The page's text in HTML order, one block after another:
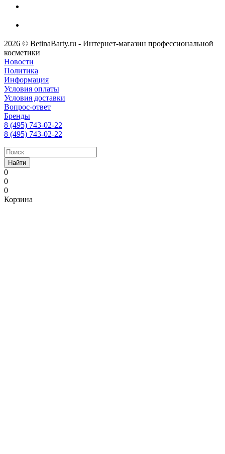
2026 © BetinaBarty.ru - Интернет-магазин профессиональной
косметики
Новости
Политика
Информация
Условия оплаты
Условия доставки
Вопрос-ответ
Бренды
8 (495) 743-02-22
8 (495) 743-02-22
Найти
0
0
0
Корзина